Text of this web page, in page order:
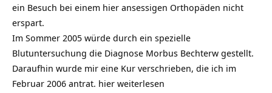
ein Besuch bei einem hier ansessigen Orthopäden nicht
erspart.
Im Sommer 2005 würde durch ein spezielle
Blutuntersuchung die Diagnose Morbus Bechterw gestellt.
Daraufhin wurde mir eine Kur verschrieben, die ich im
Februar 2006 antrat. hier weiterlesen